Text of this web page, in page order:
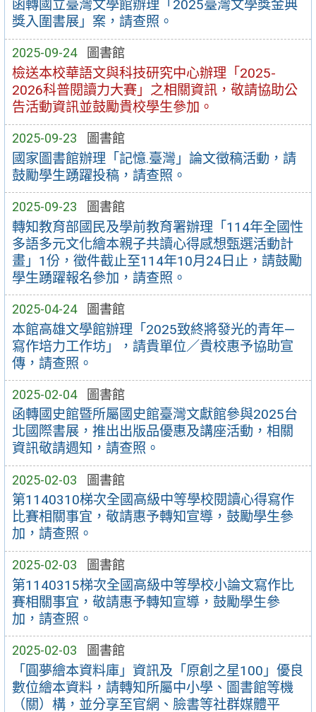
函轉國立臺灣文學館辦理「2025臺灣文學獎金典
獎入圍書展」案，請查照。
2025-09-24 圖書館
檢送本校華語文與科技研究中心辦理「2025-
2026科普閱讀力大賽」之相關資訊，敬請協助公
告活動資訊並鼓勵貴校學生參加。
2025-09-23 圖書館
國家圖書館辦理「記憶.臺灣」論文徵稿活動，請
鼓勵學生踴躍投稿，請查照。
2025-09-23 圖書館
轉知教育部國民及學前教育署辦理「114年全國性
多語多元文化繪本親子共讀心得感想甄選活動計
畫」1份，徵件截止至114年10月24日止，請鼓勵
學生踴躍報名參加，請查照。
2025-04-24 圖書館
本館高雄文學館辦理「2025致終將發光的青年—
寫作培力工作坊」，請貴單位／貴校惠予協助宣
傳，請查照。
2025-02-04 圖書館
函轉國史館暨所屬國史館臺灣文獻館參與2025台
北國際書展，推出出版品優惠及講座活動，相關
資訊敬請週知，請查照。
2025-02-03 圖書館
第1140310梯次全國高級中等學校閱讀心得寫作
比賽相關事宜，敬請惠予轉知宣導，鼓勵學生參
加，請查照。
2025-02-03 圖書館
第1140315梯次全國高級中等學校小論文寫作比
賽相關事宜，敬請惠予轉知宣導，鼓勵學生參
加，請查照。
2025-02-03 圖書館
「圓夢繪本資料庫」資訊及「原創之星100」優良
數位繪本資料，請轉知所屬中小學、圖書館等機
（關）構，並分享至官網、臉書等社群媒體平